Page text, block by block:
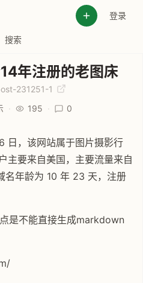
登录
搜索
年注册的老图床
231251-1
· 195 · 0
日，该网站属于图片摄影行
主要来自美国，主要流量来自
年龄为 10 年 23 天，注册
是不能直接生成markdown